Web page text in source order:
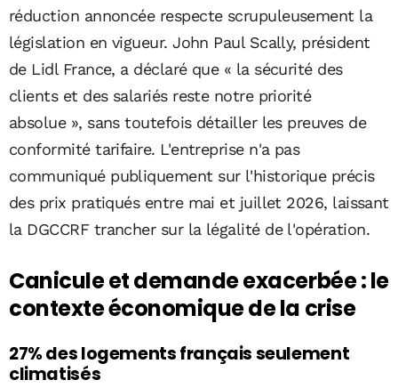
réduction annoncée respecte scrupuleusement la
législation en vigueur. John Paul Scally, président
de Lidl France, a déclaré que « la sécurité des
clients et des salariés reste notre priorité
absolue », sans toutefois détailler les preuves de
conformité tarifaire. L'entreprise n'a pas
communiqué publiquement sur l'historique précis
des prix pratiqués entre mai et juillet 2026, laissant
la DGCCRF trancher sur la légalité de l'opération.
Canicule et demande exacerbée : le
contexte économique de la crise
27% des logements français seulement
climatisés